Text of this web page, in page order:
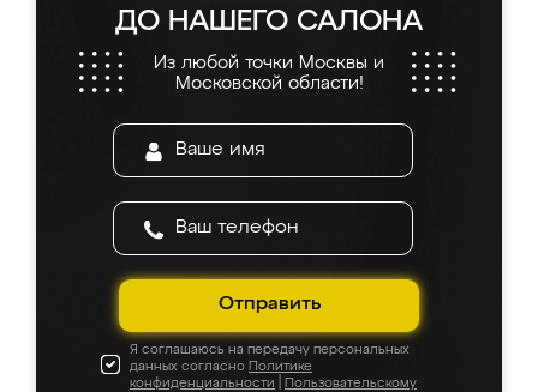
ДО НАШЕГО САЛОНА
Из любой точки Москвы и
Московской области!
Отправить
Я соглашаюсь на передачу персональных
данных согласно Политике
конфиденциальности
Пользовательскому